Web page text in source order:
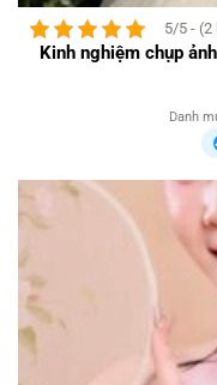
5/5 - (2
Kinh nghiệm chụp
Danh